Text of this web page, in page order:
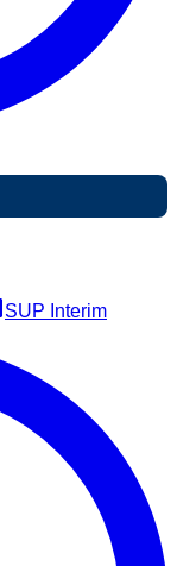
SUP Interim